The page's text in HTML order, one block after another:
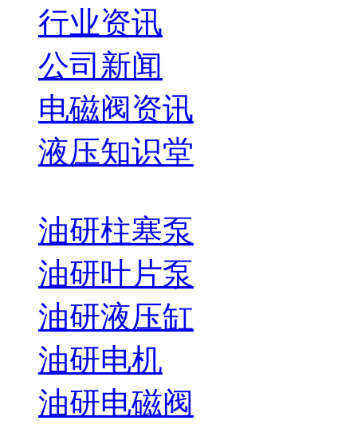
行业资讯
公司新闻
电磁阀资讯
液压知识堂
油研柱塞泵
油研叶片泵
油研液压缸
油研电机
油研电磁阀